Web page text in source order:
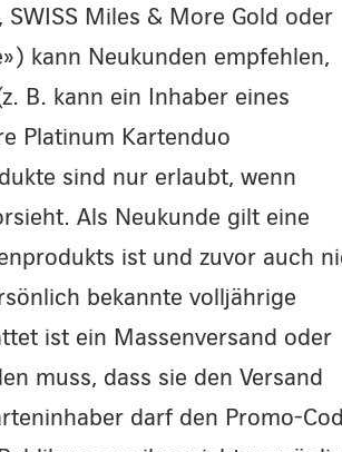
Miles & More Gold oder
kann Neukunden empfehlen,
B. kann ein Inhaber eines
Platinum Kartenduo
sind nur erlaubt, wenn
Als Neukunde gilt eine
ist und zuvor auch
bekannte volljährige
ist ein Massenversand oder
muss, dass sie den Versand
darf den Promo-